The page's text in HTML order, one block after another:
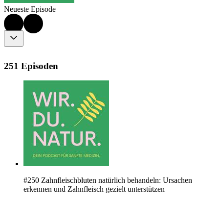
Neueste Episode
251 Episoden
#250 Zahnfleischbluten natürlich behandeln: Ursachen
erkennen und Zahnfleisch gezielt unterstützen